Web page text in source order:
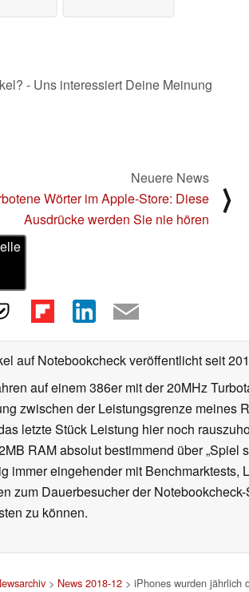
- Uns interessiert Deine Meinung
Neuere News
Wörter im Apple-Store: Diese
Ausdrücke werden Sie nie hören
⟩
auf Notebookcheck veröffentlichtseit
auf einem 386er mit der 20MHz
zwischen der Leistungsgrenze meines
letzte Stück Leistung hier noch
RAM absolut bestimmend über „Spiel
eingehender mit Benchmarktests,
zum Dauerbesucher der
zu können.
> News 2018-12 > iPhones wurden jährlich